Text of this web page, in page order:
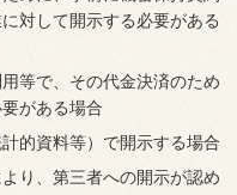
対して開示する必要がある
等で、その代金決済のため
がある場合
的資料等）で開示する場合
り、第三者への開示が認め